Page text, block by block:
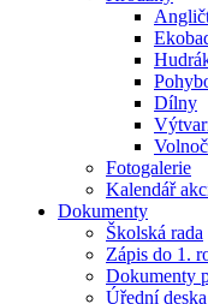
Dílny
Fotogalerie
Kalendář
Dokumenty
Školská rada
Zápis do 1.
Dokumenty
Úřední deska